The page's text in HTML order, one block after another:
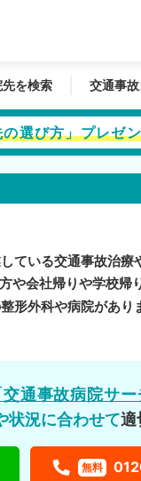
を検索 交通事
選び方」プレゼ
ている交通事故治
や会社帰りや学校帰
形外科や病院があり
交通事故病院サー
状況に合わせて適
無料